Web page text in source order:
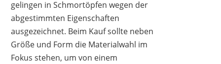
gelingen in Schmortöpfen wegen der
abgestimmten Eigenschaften
ausgezeichnet. Beim Kauf sollte neben
Größe und Form die Materialwahl im
Fokus stehen, um von einem